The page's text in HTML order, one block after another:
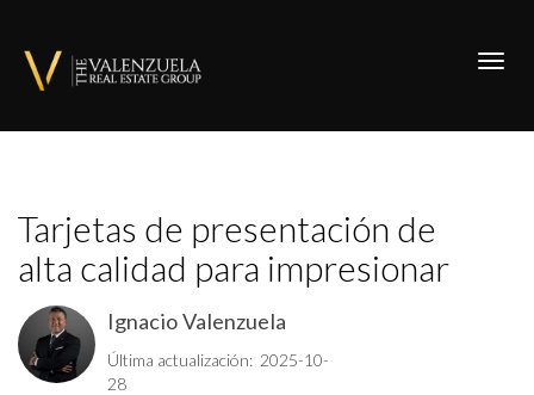
Tarjetas de presentación de
alta calidad para impresionar
Ignacio Valenzuela
Última actualización: 2025-10-
28